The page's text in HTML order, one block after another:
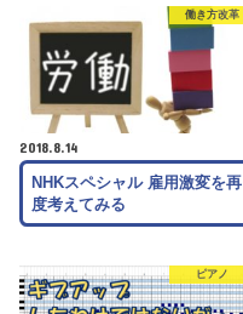
働き方改革
2018.8.14
NHKスペシャル 雇用激変を再
度考えてみる
ピアノ